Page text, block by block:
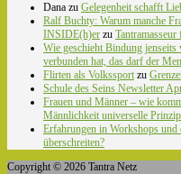
Dana zu Gelegenheit schafft
Ralf Buchty: Warum manche
INSIDE(h)er zu Tantramasseur
Wie geschieht Bindung
verbunden hat, das darf der
Flirten als Volkssport zu
Schule des Seins Newsletter
Frauen und Männer – wie
Männlichkeit universelle
Erfahrungen in Workshops und
überschreiten?
Copyright © 2026 Tantra Netz